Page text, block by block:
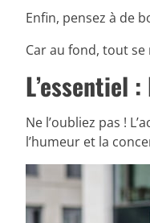
Enfin, pensez à de
Car au fond, tout se
L’essentiel
Ne l’oubliez pas !
l’humeur et la